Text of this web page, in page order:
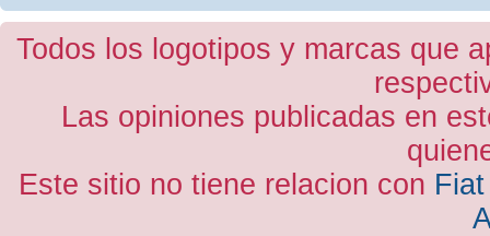
Todos los logotipos y marcas que
Las opiniones publicadas en
Este sitio no tiene relacion con